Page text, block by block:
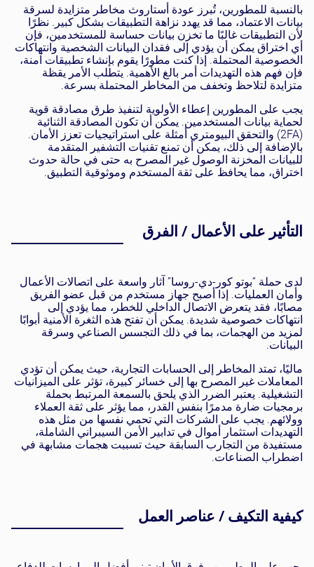
بالنسبة للمطورين، تُبرز عودة أستاروث مخاطر متزايدة لسرقة
بيانات الاعتماد، مما قد يهدد نزاهة التطبيقات بشكل كبير. نظرًا
لأن التطبيقات غالبًا ما تخزن بيانات حساسة للمستخدمين، فإن
أي اختراق يمكن أن يؤدي إلى فقدان البيانات الشخصية وانتهاكات
الخصوصية المحتملة. إذا كنت مطورًا يقوم بإنشاء تطبيقات آمنة،
فإن فهم هذه التهديدات أمر بالغ الأهمية. يتطلب الأمر يقظة
متزايدة لتلاحظ وتخفف من المخاطر المحتملة بسرعة.
يجب على المطورين إعطاء الأولوية لتنفيذ طرق مصادقة قوية
لحماية بيانات المستخدمين. يمكن أن تكون المصادقة الثنائية
(2FA) والتحقق البيومتري أمثلة على استراتيجيات تعزز الأمان.
بالإضافة إلى ذلك، يمكن أن تمنع تقنيات التشفير المتقدمة
للبيانات المخزنة الوصول غير المصرح به حتى في حالة حدوث
اختراق، مما يحافظ على ثقة المستخدم وموثوقية التطبيق.
التأثير على الأعمال / الفرق
لدى حملة “بوتو كور-دي-روسا” آثار واسعة على اتصالات الأعمال
وأمان العمليات. إذا أصبح جهاز مستخدم من قبل عضو الفريق
مصابًا، فقد يتعرض الاتصال الداخلي للخطر، مما يؤدي إلى
انتهاكات خصوصية شديدة. يمكن أن تفتح هذه الثغرة الأمنية أبوابًا
لمزيد من الهجمات، بما في ذلك التجسس الصناعي وسرقة
البيانات.
ماليًا، تمتد المخاطر إلى الحسابات التجارية، حيث يمكن أن تؤدي
المعاملات غير المصرح بها إلى خسائر كبيرة، تؤثر على الميزانيات
التشغيلية. يعتبر الضرر الذي يلحق بالسمعة المرتبط بحملة
برمجيات ضارة مدمرًا بنفس القدر، مما يؤثر على ثقة العملاء
وولائهم. يجب على الشركات التي تحمي نفسها من مثل هذه
التهديدات استثمار أموال في تدابير الأمن السيبراني الشاملة،
مستفيدة من التجارب السابقة حيث تسببت هجمات مشابهة في
اضطراب الصناعات.
كيفية التكيف / عناصر العمل